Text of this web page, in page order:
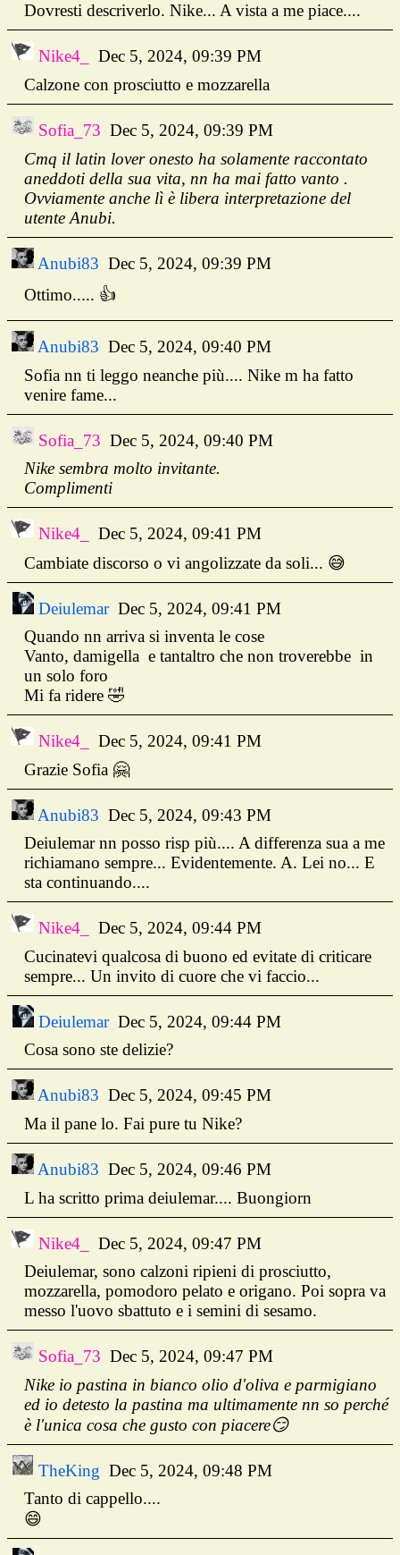
Dovresti descriverlo. Nike... A vista a me piace....
Nike4_
Dec 5, 2024, 09:39 PM
Calzone con prosciutto e mozzarella
Sofia_73 Dec 5, 2024, 09:39 PM
Cmq il latin lover onesto ha solamente raccontato
aneddoti della sua vita, nn ha mai fatto vanto .
Ovviamente anche lì è libera interpretazione del
utente Anubi.
Anubi83 Dec 5, 2024, 09:39 PM
Ottimo..... 👍
Anubi83 Dec 5, 2024, 09:40 PM
Sofia nn ti leggo neanche più.... Nike m ha fatto
venire fame...
Sofia_73 Dec 5, 2024, 09:40 PM
Nike sembra molto invitante.
Complimenti
Nike4_
Dec 5, 2024, 09:41 PM
Cambiate discorso o vi angolizzate da soli... 😅
Deiulemar Dec 5, 2024, 09:41 PM
Quando nn arriva si inventa le cose
Vanto, damigella e tantaltro che non troverebbe in
un solo foro
Mi fa ridere 🤣
Nike4_
Dec 5, 2024, 09:41 PM
Grazie Sofia 🤗
Anubi83 Dec 5, 2024, 09:43 PM
Deiulemar nn posso risp più.... A differenza sua a me
richiamano sempre... Evidentemente. A. Lei no... E
sta continuando....
Nike4_
Dec 5, 2024, 09:44 PM
Cucinatevi qualcosa di buono ed evitate di criticare
sempre... Un invito di cuore che vi faccio...
Deiulemar Dec 5, 2024, 09:44 PM
Cosa sono ste delizie?
Anubi83 Dec 5, 2024, 09:45 PM
Ma il pane lo. Fai pure tu Nike?
Anubi83 Dec 5, 2024, 09:46 PM
L ha scritto prima deiulemar.... Buongiorn
Nike4_
Dec 5, 2024, 09:47 PM
Deiulemar, sono calzoni ripieni di prosciutto,
mozzarella, pomodoro pelato e origano. Poi sopra va
messo l'uovo sbattuto e i semini di sesamo.
Sofia_73 Dec 5, 2024, 09:47 PM
Nike io pastina in bianco olio d'oliva e parmigiano
ed io detesto la pastina ma ultimamente nn so perché
è l'unica cosa che gusto con piacere😏
TheKing Dec 5, 2024, 09:48 PM
Tanto di cappello....
😄